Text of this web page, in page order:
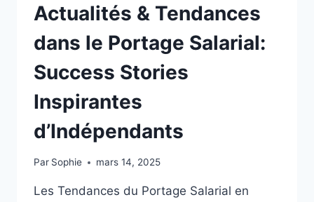
Actualités & Tendances
dans le Portage Salarial:
Success Stories
Inspirantes
d’Indépendants
Par Sophie mars 14, 2025
Les Tendances du Portage Salarial en